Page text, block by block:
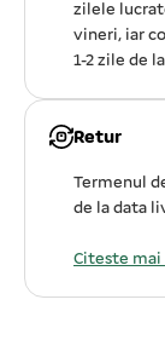
zilele
vineri, iar
1-2 zile de
Retur
Termenul
de la data
Citeste